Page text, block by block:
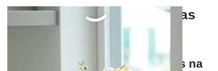
Duvidas frequentes sobre as
Orquídeas podem ser plantadas na